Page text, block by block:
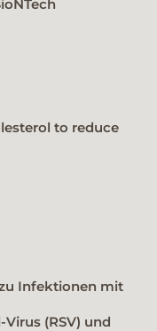
to reduce
Infektionen mit
(RSV) und